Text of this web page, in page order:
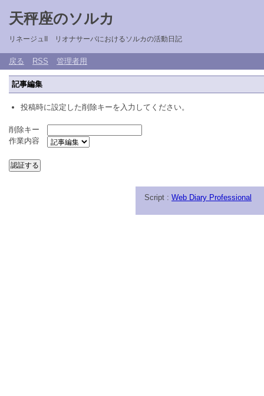
天秤座のソルカ
リネージュII リオナサーバにおけるソルカの活動日記
戻る RSS 管理者用
記事編集
投稿時に設定した削除キーを入力してください。
削除キー
作業内容
Script : Web Diary Professional